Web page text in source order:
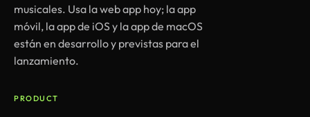
musicales. Usa la web app hoy; la app
móvil, la app de iOS y la app de macOS
están en desarrollo y previstas para el
lanzamiento.
PRODUCT